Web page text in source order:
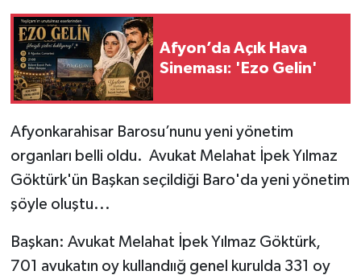
Afyon’da Açık Hava
Sineması: 'Ezo Gelin'
Afyonkarahisar Barosu’nunu yeni yönetim
organları belli oldu. Avukat Melahat İpek Yılmaz
Göktürk'ün Başkan seçildiği Baro'da yeni yönetim
şöyle oluştu...
Başkan: Avukat Melahat İpek Yılmaz Göktürk,
701 avukatın oy kullandıığ genel kurulda 331 oy